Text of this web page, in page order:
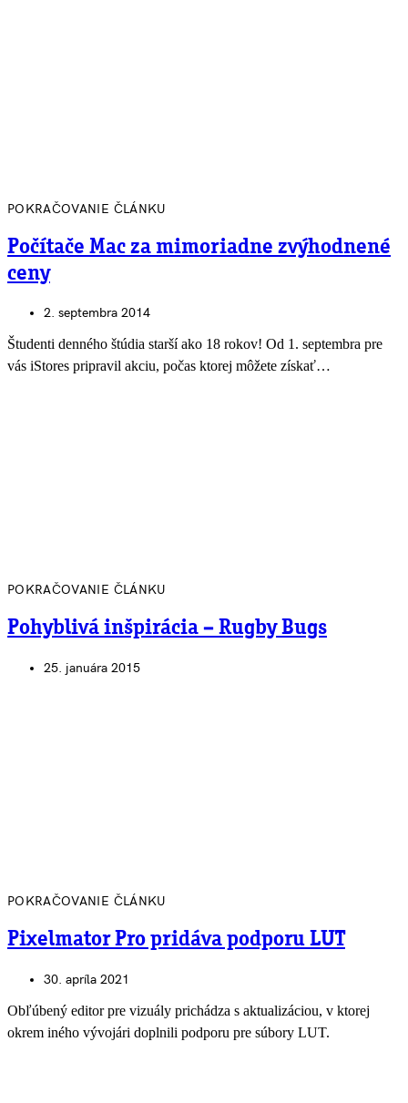
POKRAČOVANIE ČLÁNKU
Počítače Mac za mimoriadne zvýhodnené
ceny
2. septembra 2014
Študenti denného štúdia starší ako 18 rokov! Od 1. septembra pre
vás iStores pripravil akciu, počas ktorej môžete získať…
POKRAČOVANIE ČLÁNKU
Pohyblivá inšpirácia – Rugby Bugs
25. januára 2015
POKRAČOVANIE ČLÁNKU
Pixelmator Pro pridáva podporu LUT
30. apríla 2021
Obľúbený editor pre vizuály prichádza s aktualizáciou, v ktorej
okrem iného vývojári doplnili podporu pre súbory LUT.